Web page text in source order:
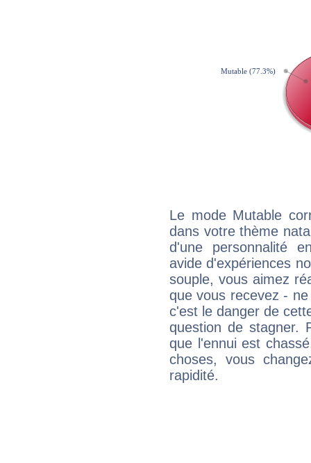
Le mode Mutable
dans votre thème
d'une personnalité
avide d'expériences
souple, vous aimez
que vous recevez -
c'est le danger de
question de stagner.
que l'ennui est
choses, vous
rapidité.